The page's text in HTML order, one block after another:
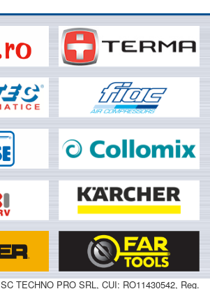
TECHNO PRO SRL, CUI: RO11430542, Reg.